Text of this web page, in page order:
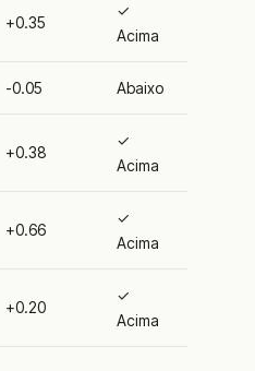
+0.35
✓
Acima
-0.05 Abaixo
+0.38
✓
Acima
+0.66
✓
Acima
+0.20
✓
Acima